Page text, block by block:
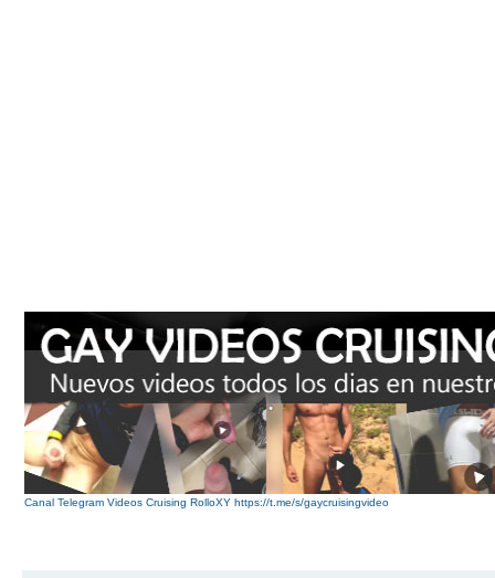
Canal Telegram Videos Cruising RolloXY https://t.me/s/gaycruisingvideo